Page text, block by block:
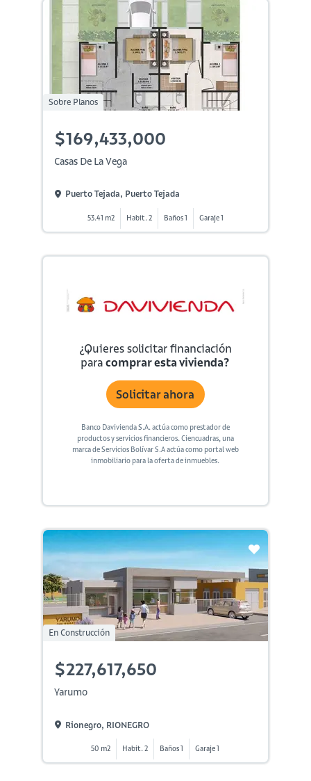
Sobre Planos
$169,433,000
Casas De La Vega
Puerto Tejada, Puerto Tejada
53.41 m2 Habit. 2 Baños 1 Garaje 1
¿Quieres solicitar financiación
paracomprar esta vivienda?
Solicitar ahora
Banco Davivienda S.A. actúa como prestador de
productos y servicios financieros. Ciencuadras, una
marca de Servicios Bolívar S.A actúa como portal web
inmobiliario para la oferta de inmuebles.
En Construcción
$227,617,650
Yarumo
Rionegro, RIONEGRO
50 m2 Habit. 2 Baños 1 Garaje 1